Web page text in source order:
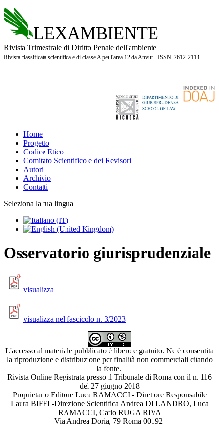
LEXAMBIENTE
Rivista Trimestrale di Diritto Penale dell'ambiente
Rivista classificata scientifica e di classe A per l'area 12 da Anvur - ISSN 2612-2113
Home
Progetto
Codice Etico
Comitato Scientifico e dei Revisori
Autori
Archivio
Contatti
Seleziona la tua lingua
Osservatorio giurisprudenziale
visualizza
visualizza nel fascicolo n. 3/2023
L'accesso al materiale pubblicato è libero e gratuito. Ne è consentita
la riproduzione e distribuzione per finalità non commerciali citando
la fonte.
Rivista Online Registrata presso il Tribunale di Roma con il n. 116
del 27 giugno 2018
Proprietario Editore Luca RAMACCI - Direttore Responsabile
Laura BIFFI -Direzione Scientifica Andrea DI LANDRO, Luca
RAMACCI, Carlo RUGA RIVA
Via Andrea Doria, 79 Roma 00192